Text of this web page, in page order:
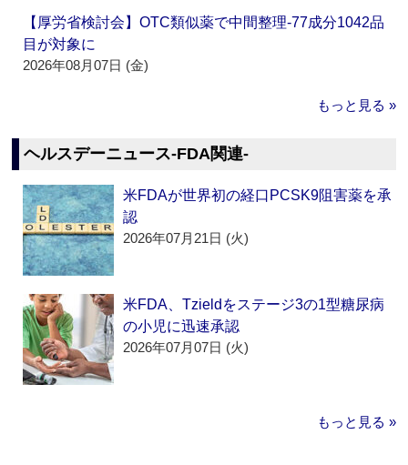
【厚労省検討会】OTC類似薬で中間整理‐77成分1042品
目が対象に
2026年08月07日 (金)
もっと見る »
ヘルスデーニュース‐FDA関連‐
米FDAが世界初の経口PCSK9阻害薬を承
認
2026年07月21日 (火)
米FDA、Tzieldをステージ3の1型糖尿病
の小児に迅速承認
2026年07月07日 (火)
もっと見る »